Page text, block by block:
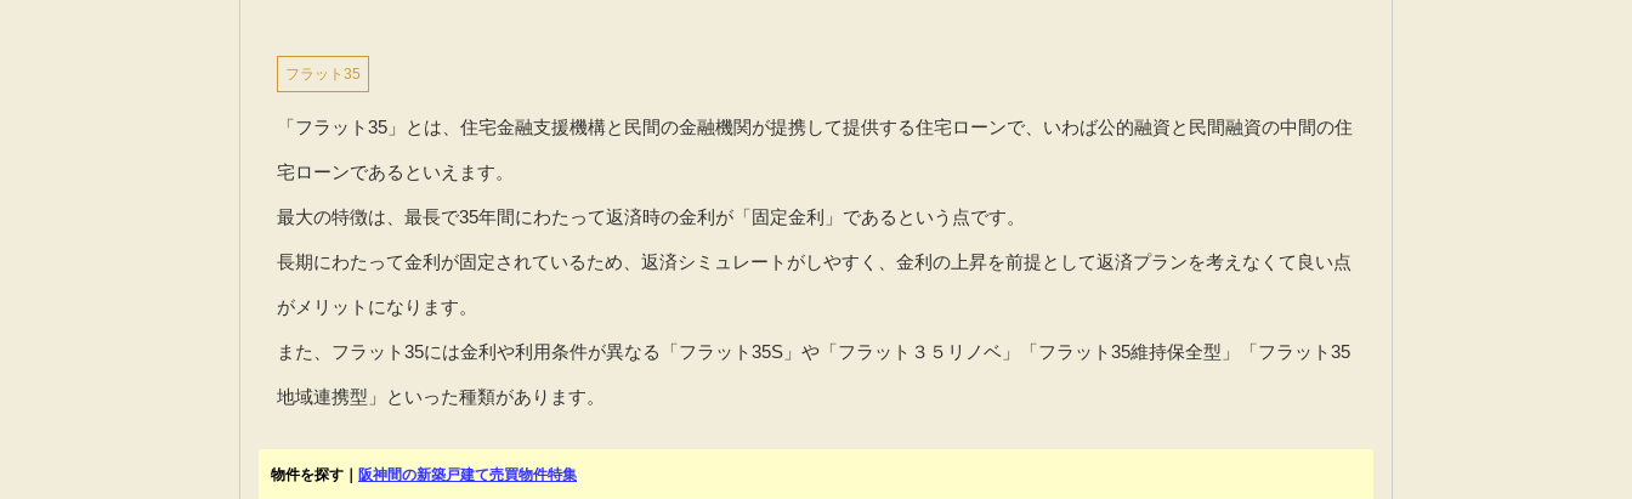
フラット35
「フラット35」とは、住宅金融支援機構と民間の金融機関が提携して提供する住宅ローンで、いわば公的融資と民間融資の中間の住
宅ローンであるといえます。
最大の特徴は、最長で35年間にわたって返済時の金利が「固定金利」であるという点です。
長期にわたって金利が固定されているため、返済シミュレートがしやすく、金利の上昇を前提として返済プランを考えなくて良い点
がメリットになります。
また、フラット35には金利や利用条件が異なる「フラット35S」や「フラット３５リノベ」「フラット35維持保全型」「フラット35
地域連携型」といった種類があります。
物件を探す｜ 阪神間の新築戸建て売買物件特集